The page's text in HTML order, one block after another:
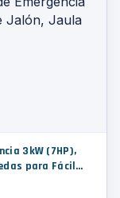
3kW (7HP),
para Fácil